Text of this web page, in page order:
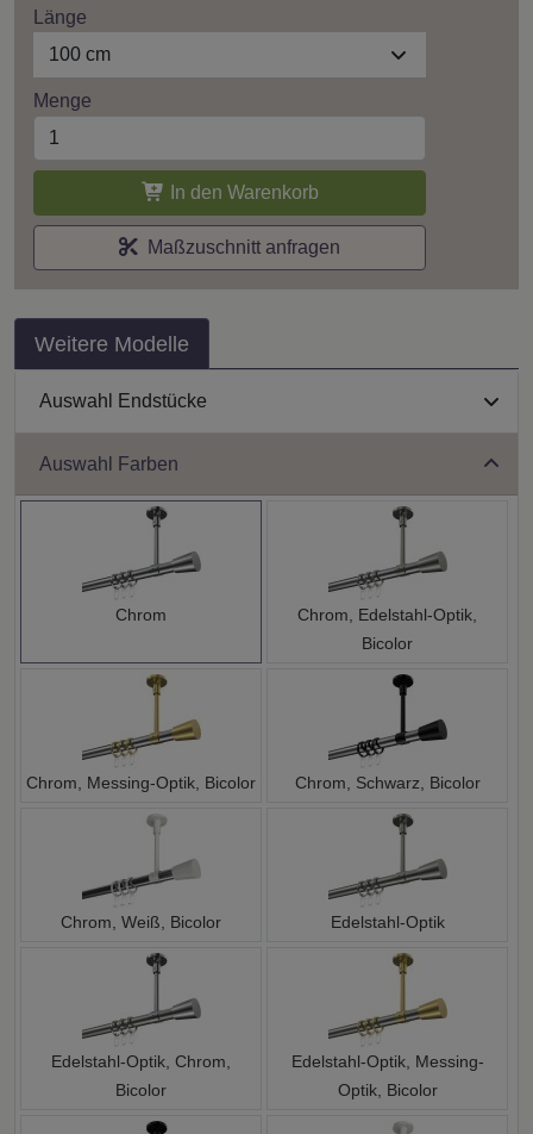
Länge
100 cm
Menge
In den Warenkorb
Maßzuschnitt anfragen
Weitere Modelle
Auswahl Endstücke
Auswahl Farben
Chrom
Chrom, Edelstahl-Optik,
Bicolor
Chrom, Messing-Optik, Bicolor Chrom, Schwarz, Bicolor
Chrom, Weiß, Bicolor Edelstahl-Optik
Edelstahl-Optik, Chrom,
Bicolor
Edelstahl-Optik, Messing-
Optik, Bicolor